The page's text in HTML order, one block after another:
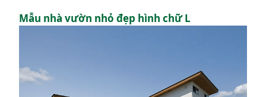
Mẫu nhà vườn nhỏ đẹp hình chữ L